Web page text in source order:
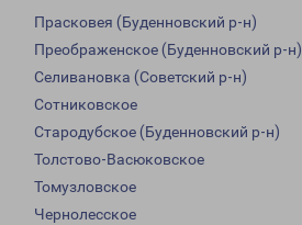
Прасковея (Буденновский р-н)
Преображенское (Буденновский р-н)
Селивановка (Советский р-н)
Сотниковское
Стародубское (Буденновский р-н)
Толстово-Васюковское
Томузловское
Чернолесское